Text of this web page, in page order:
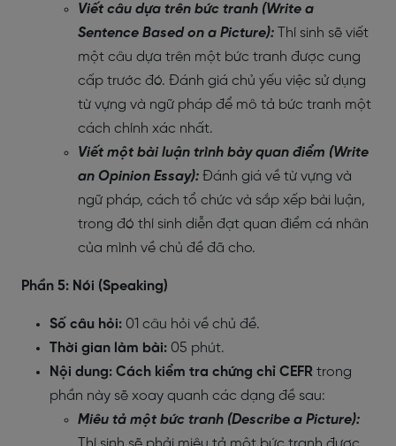
Viết câu dựa trên bức tranh (Write a
Sentence Based on a Picture):
Thí sinh sẽ viết
một câu dựa trên một bức tranh được cung
cấp trước đó. Đánh giá chủ yếu việc sử dụng
từ vựng và ngữ pháp để mô tả bức tranh một
cách chính xác nhất.
Viết một bài luận trình bày quan điểm (Write
an Opinion Essay): Đánh giá về từ vựng và
ngữ pháp, cách tổ chức và sắp xếp bài luận,
trong đó thí sinh diễn đạt quan điểm cá nhân
của mình về chủ đề đã cho.
Phần 5: Nói (Speaking)
Số câu hỏi: 01 câu hỏi về chủ đề.
Thời gian làm bài: 05 phút.
Nội dung: Cách kiểm tra chứng chỉ CEFR trong
phần này sẽ xoay quanh các dạng đề sau:
Miêu tả một bức tranh (Describe a Picture):